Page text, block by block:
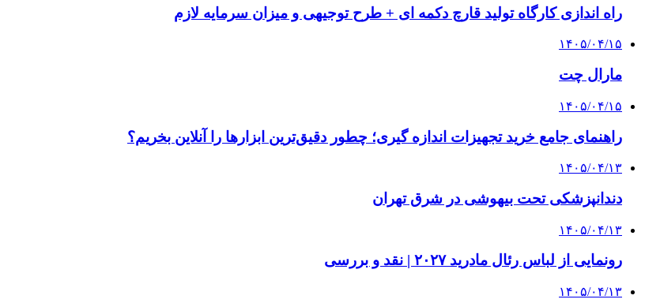
راه اندازی کارگاه تولید قارچ دکمه ای + طرح توجیهی و میزان سرمایه لازم
۱۴۰۵/۰۴/۱۵
مارال چت
۱۴۰۵/۰۴/۱۵
راهنمای جامع خرید تجهیزات اندازه گیری؛ چطور دقیق‌ترین ابزارها را آنلاین بخریم؟
۱۴۰۵/۰۴/۱۳
دندانپزشکی تحت بیهوشی در شرق تهران
۱۴۰۵/۰۴/۱۳
رونمایی از لباس رئال مادرید ۲۰۲۷ | نقد و بررسی
۱۴۰۵/۰۴/۱۳